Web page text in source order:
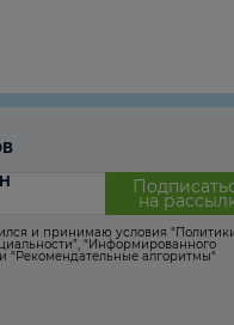
на
и принимаю условия
, “Информированного
и “Рекомендательные алгоритмы“